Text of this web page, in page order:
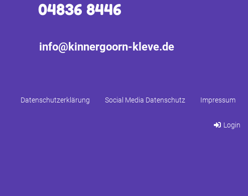
04836 8446
info@kinnergoorn-kleve.de
Datenschutzerklärung Social Media Datenschutz Impressum
Login